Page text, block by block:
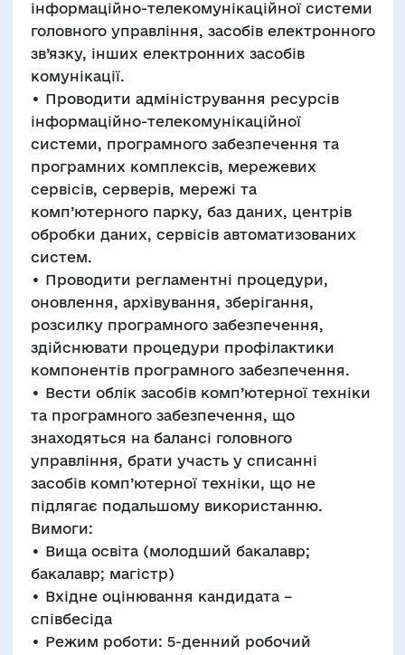
інформаційно-телекомунікаційної системи
головного управління, засобів електронного
зв’язку, інших електронних засобів
комунікації.
• Проводити адміністрування ресурсів
інформаційно-телекомунікаційної
системи, програмного забезпечення та
програмних комплексів, мережевих
сервісів, серверів, мережі та
комп’ютерного парку, баз даних, центрів
обробки даних, сервісів автоматизованих
систем.
• Проводити регламентні процедури,
оновлення, архівування, зберігання,
розсилку програмного забезпечення,
здійснювати процедури профілактики
компонентів програмного забезпечення.
• Вести облік засобів комп’ютерної техніки
та програмного забезпечення, що
знаходяться на балансі головного
управління, брати участь у списанні
засобів комп’ютерної техніки, що не
підлягає подальшому використанню.
Вимоги:
• Вища освіта (молодший бакалавр;
бакалавр; магістр)
• Вхідне оцінювання кандидата –
співбесіда
• Режим роботи: 5-денний робочий